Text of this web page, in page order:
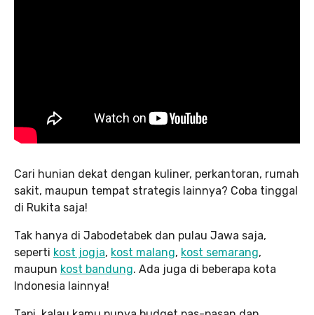
Cari hunian dekat dengan kuliner, perkantoran, rumah
sakit, maupun tempat strategis lainnya? Coba tinggal
di Rukita saja!
Tak hanya di Jabodetabek dan pulau Jawa saja,
seperti kost jogja, kost malang, kost semarang,
maupun kost bandung. Ada juga di beberapa kota
Indonesia lainnya!